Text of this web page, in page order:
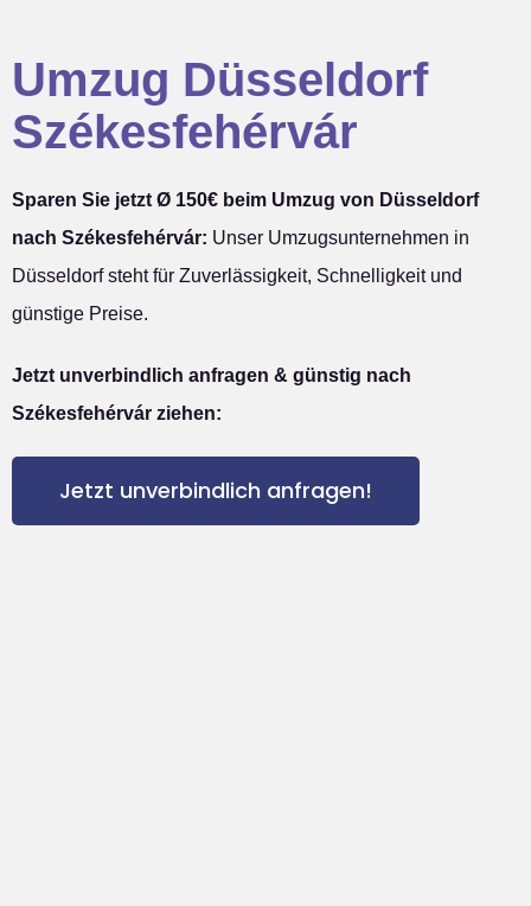
Umzug Düsseldorf
Székesfehérvár
Sparen Sie jetzt Ø 150€ beim Umzug von Düsseldorf
nach Székesfehérvár: Unser Umzugsunternehmen in
Düsseldorf steht für Zuverlässigkeit, Schnelligkeit und
günstige Preise.
Jetzt unverbindlich anfragen & günstig nach
Székesfehérvár ziehen:
Jetzt unverbindlich anfragen!